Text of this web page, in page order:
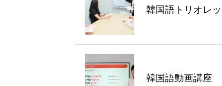
韓国語トリオレ
韓国語動画講座